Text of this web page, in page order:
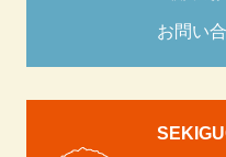
お問い